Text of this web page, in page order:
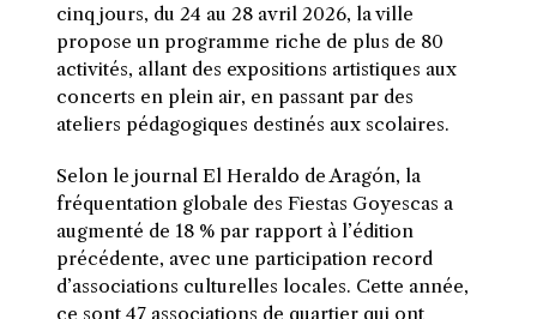
cinq jours, du 24 au 28 avril 2026, la ville
propose un programme riche de plus de 80
activités, allant des expositions artistiques aux
concerts en plein air, en passant par des
ateliers pédagogiques destinés aux scolaires.
Selon le journal El Heraldo de Aragón, la
fréquentation globale des Fiestas Goyescas a
augmenté de 18 % par rapport à l’édition
précédente, avec une participation record
d’associations culturelles locales. Cette année,
ce sont 47 associations de quartier qui ont